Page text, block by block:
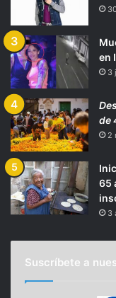
en
3
de
2
65
3
Suscríbete a